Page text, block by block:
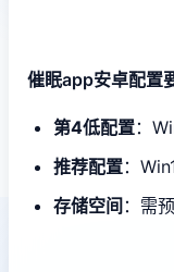
催眠app安卓配置
​第4低配置​：
​推荐配置​：
​存储空间​ ：需